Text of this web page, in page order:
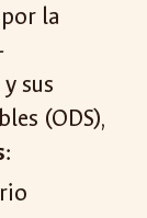
la
sus
(ODS),
: